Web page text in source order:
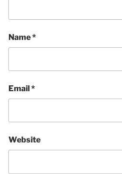
Name*
Email*
Website